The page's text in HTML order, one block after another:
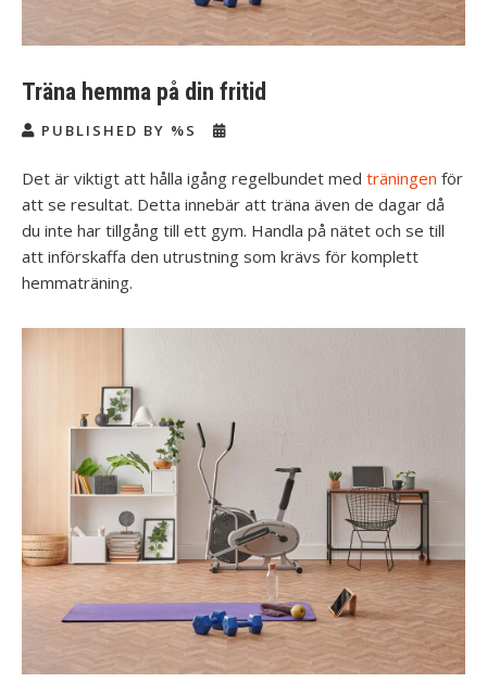
Träna hemma på din fritid
PUBLISHED BY %S
Det är viktigt att hålla igång regelbundet med träningen för
att se resultat. Detta innebär att träna även de dagar då
du inte har tillgång till ett gym. Handla på nätet och se till
att införskaffa den utrustning som krävs för komplett
hemmaträning.